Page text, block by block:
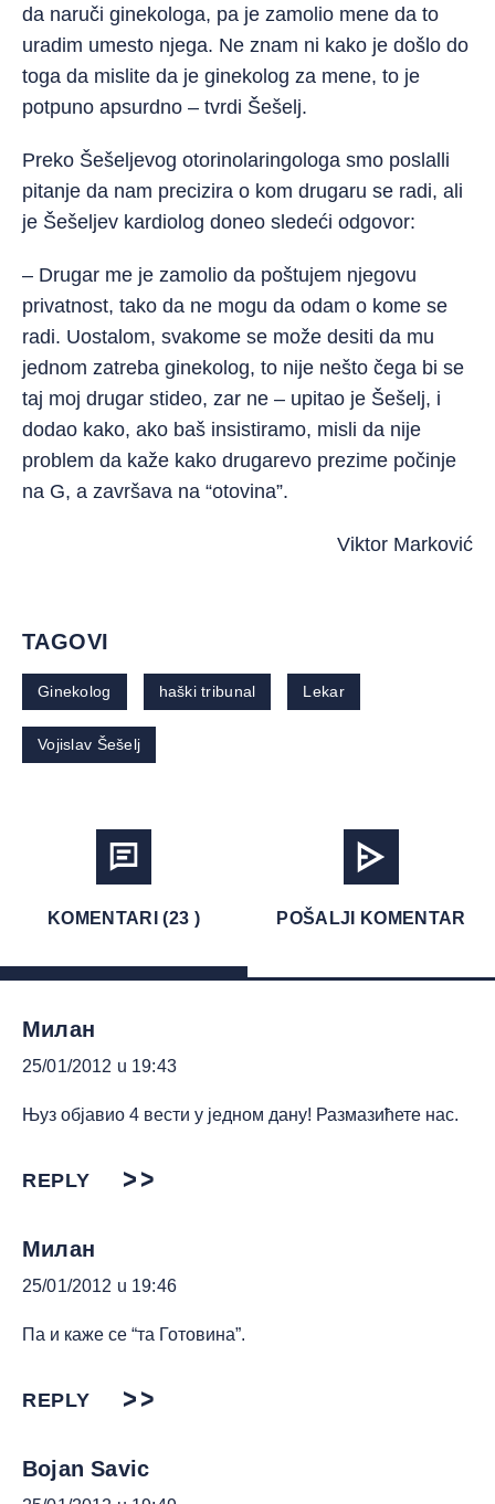
da naruči ginekologa, pa je zamolio mene da to
uradim umesto njega. Ne znam ni kako je došlo do
toga da mislite da je ginekolog za mene, to je
potpuno apsurdno – tvrdi Šešelj.
Preko Šešeljevog otorinolaringologa smo poslalli
pitanje da nam precizira o kom drugaru se radi, ali
je Šešeljev kardiolog doneo sledeći odgovor:
– Drugar me je zamolio da poštujem njegovu
privatnost, tako da ne mogu da odam o kome se
radi. Uostalom, svakome se može desiti da mu
jednom zatreba ginekolog, to nije nešto čega bi se
taj moj drugar stideo, zar ne – upitao je Šešelj, i
dodao kako, ako baš insistiramo, misli da nije
problem da kaže kako drugarevo prezime počinje
na G, a završava na “otovina”.
Viktor Marković
TAGOVI
Ginekolog haški tribunal Lekar
Vojislav Šešelj
KOMENTARI (23 ) POŠALJI KOMENTAR
Милан
25/01/2012 u 19:43
Њуз објавио 4 вести у једном дану! Размазићете нас.
REPLY
Милан
25/01/2012 u 19:46
Па и каже се “та Готовина”.
REPLY
Bojan Savic